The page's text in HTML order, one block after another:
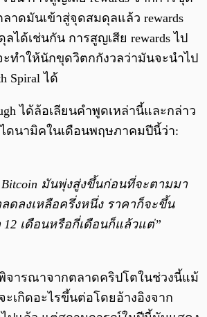
าดมันเข้าสู่จุดสมดุลแล้ว rewards
ได้เช่นกัน การสูญเสีย rewards ไป
ทำให้นักขุดวิตกกังวลว่ามันจะนำไป
Spiral ได้
ได้ล้อเลียนคำพูดเหล่านี้และกล่าว
ไดนามิคในเดือนพฤษภาคมปีนี้ว่า:
Bitcoin มันพุ่งสู่งขึ้นก่อนที่จะตามมา
ดลงเหลือครึ่งหนึ่ง ราคาก็จะขึ้น
12 เดือนหรือกี่เดือนก็แล้วแต่”
จารณาจากตลาดคริปโตในช่วงนี้แม้
ะเกิดอะไรขึ้นต่อโดยอ้างอิงจาก